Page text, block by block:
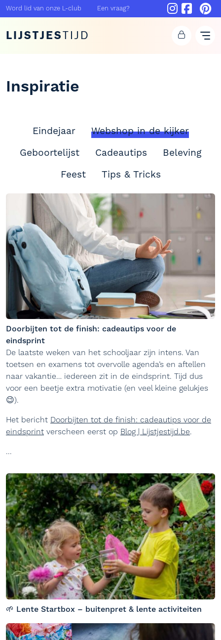
Word lid van onze L-club Een vraag?
LIJSTJESTIJD
Inspiratie
Eindejaar
Webshop in de kijker
Geboortelijst
Cadeautips
Beleving
Feest
Tips & Tricks
Doorbijten tot de finish: cadeautips voor de
eindsprint
De laatste weken van het schooljaar zijn intens. Van
toetsen en examens tot overvolle agenda’s en aftellen
naar vakantie… iedereen zit in de eindsprint. Tijd dus
voor een beetje extra motivatie (en veel kleine gelukjes
😉).
Het bericht Doorbijten tot de finish: cadeautips voor de
eindsprint verscheen eerst op Blog | Lijstjestijd.be.
...
🌱 Lente Startbox – buitenpret & lente activiteiten